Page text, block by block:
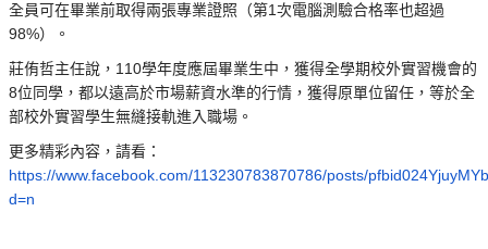
全員可在畢業前取得兩張專業證照（第1次電腦測驗合格率也超過
98%）。
莊侑哲主任說，110學年度應屆畢業生中，獲得全學期校外實習機會的
8位同學，都以遠高於市場薪資水準的行情，獲得原單位留任，等於全
部校外實習學生無縫接軌進入職場。
更多精彩內容，請看：
https://www.facebook.com/113230783870786/posts/
d=n